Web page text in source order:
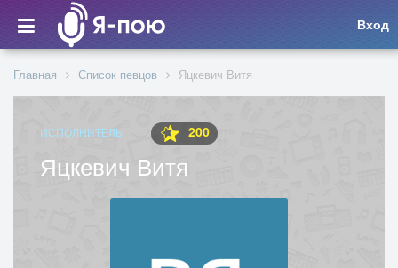
Вход
Главная Список певцов Яцкевич Витя
ИСПОЛНИТЕЛЬ 200
Яцкевич Витя